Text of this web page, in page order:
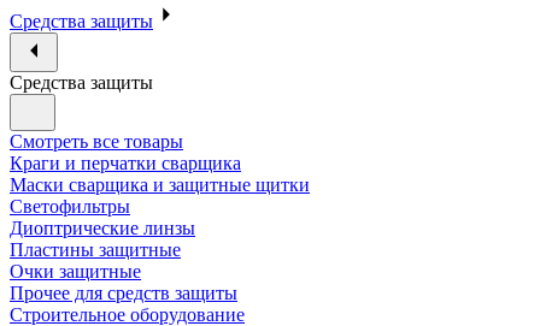
Средства защиты
Средства защиты
Смотреть все товары
Краги и перчатки сварщика
Маски сварщика и защитные щитки
Светофильтры
Диоптрические линзы
Пластины защитные
Очки защитные
Прочее для средств защиты
Строительное оборудование